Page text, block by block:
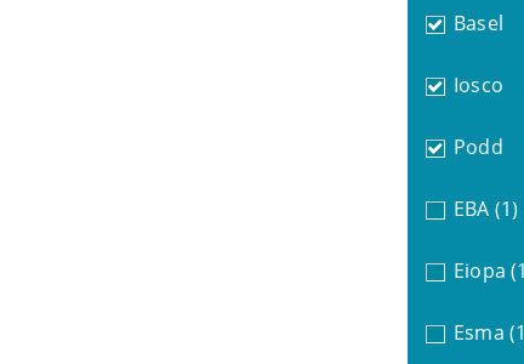
Basel
Iosco
Podd
EBA (1)
Eiopa
Esma